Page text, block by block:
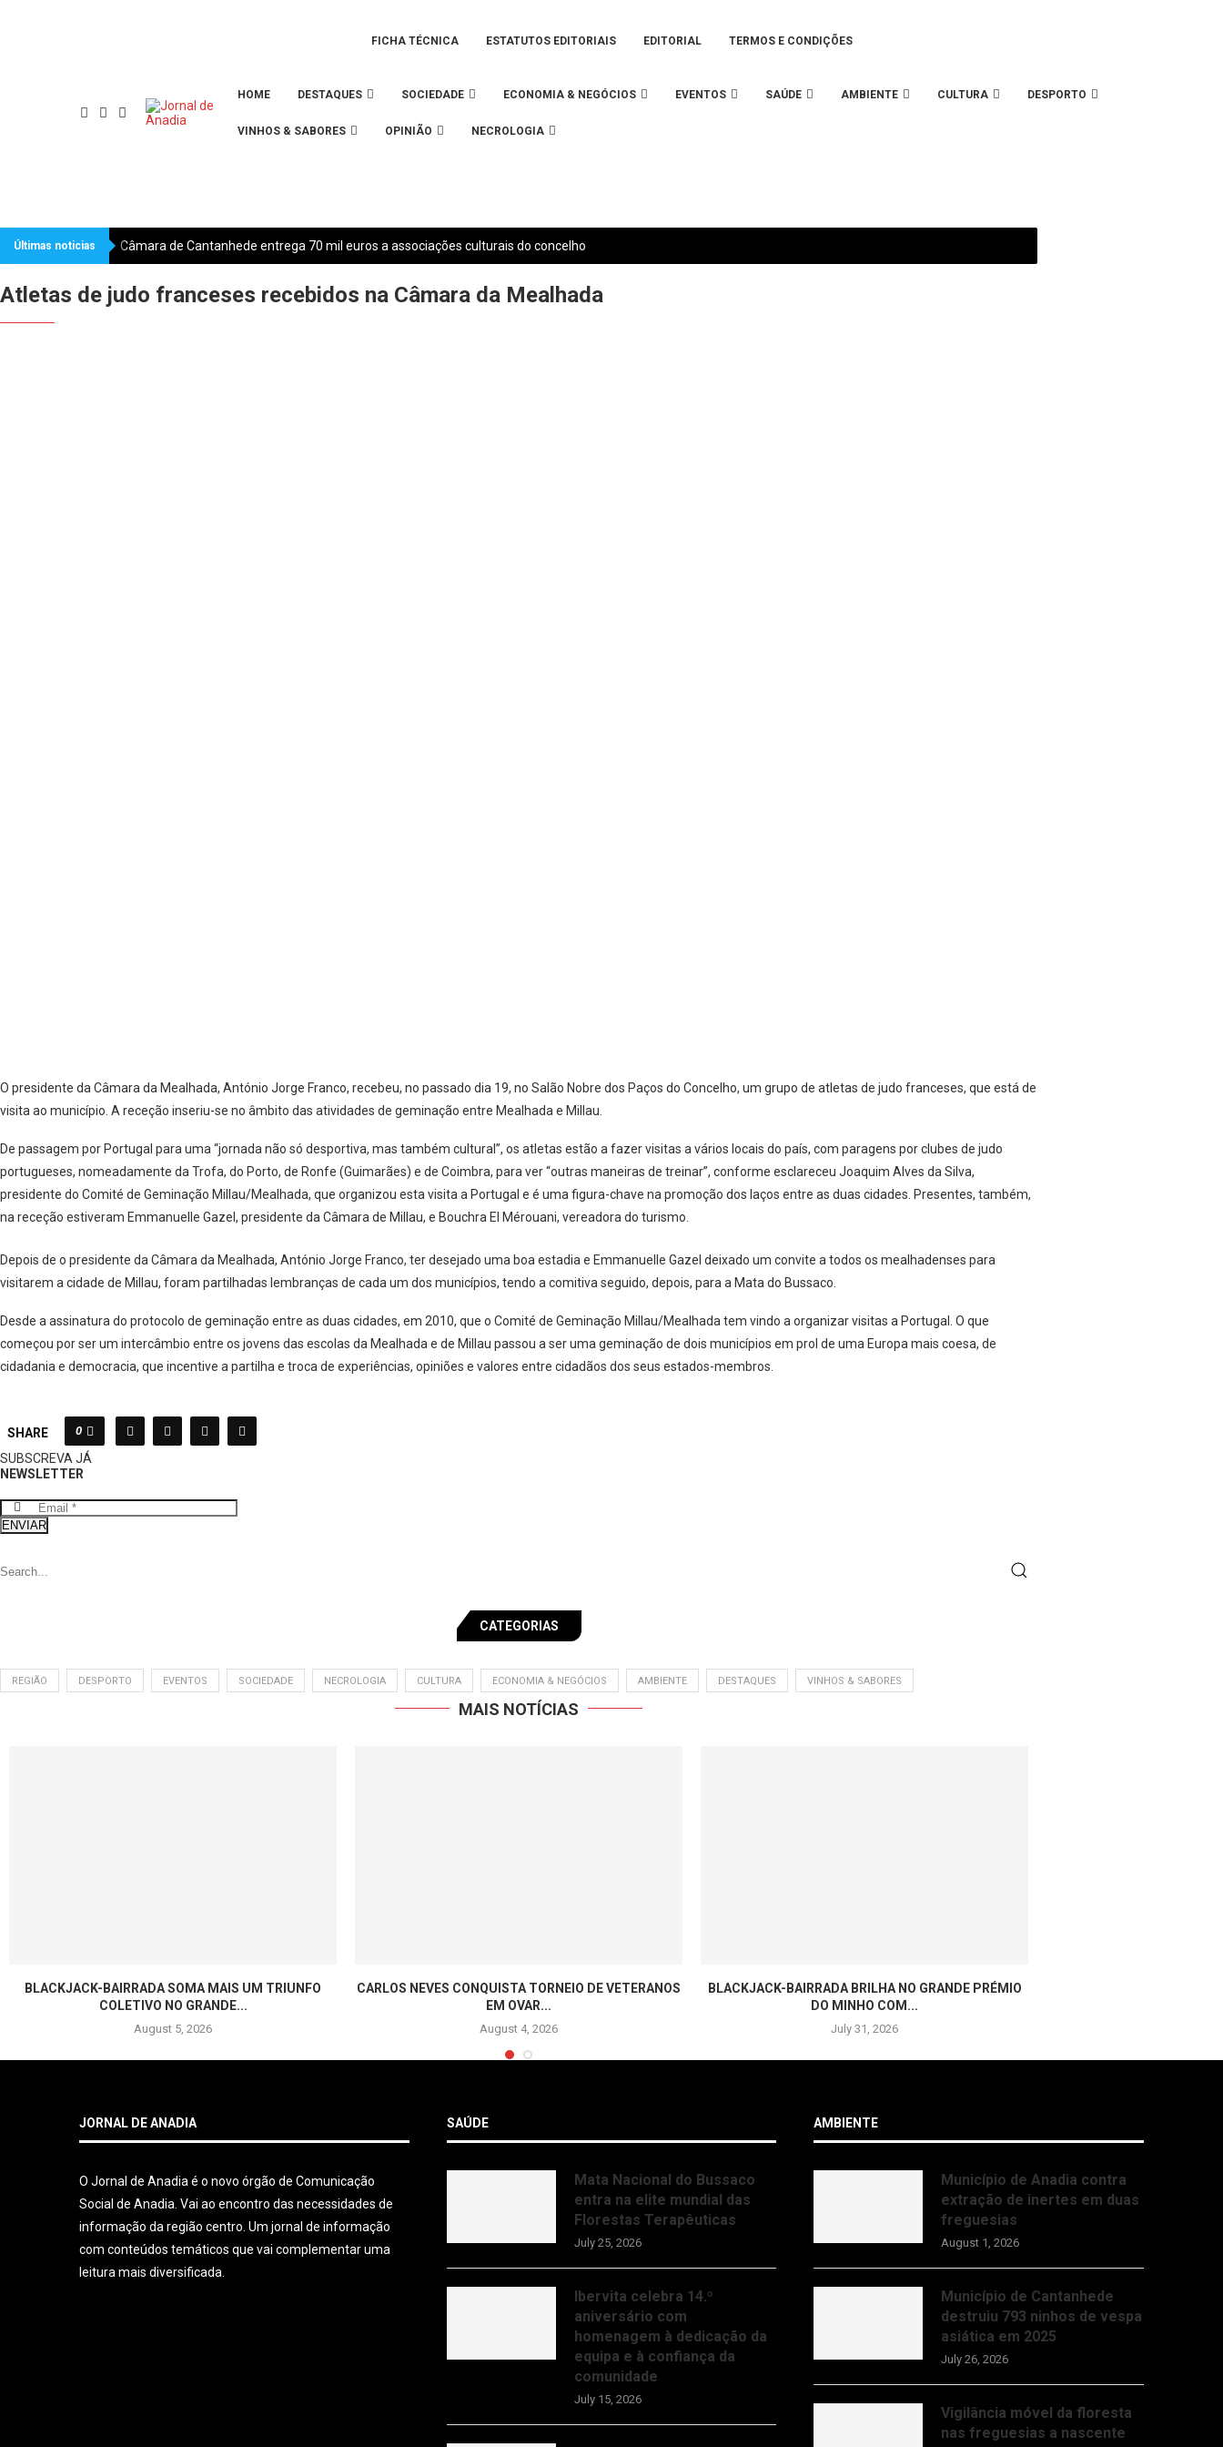
FICHA TÉCNICA ESTATUTOS EDITORIAIS EDITORIAL TERMOS E CONDIÇÕES
HOME DESTAQUES SOCIEDADE ECONOMIA & NEGÓCIOS EVENTOS SAÚDE AMBIENTE CULTURA DESPORTO
VINHOS & SABORES OPINIÃO NECROLOGIA
Últimas noticias Câmara de Cantanhede entrega 70 mil euros a associações culturais do concelho
Atletas de judo franceses recebidos na Câmara da Mealhada
O presidente da Câmara da Mealhada, António Jorge Franco, recebeu, no passado dia 19, no Salão Nobre dos Paços do Concelho, um grupo de atletas de judo franceses, que está de
visita ao município. A receção inseriu-se no âmbito das atividades de geminação entre Mealhada e Millau.
De passagem por Portugal para uma “jornada não só desportiva, mas também cultural”, os atletas estão a fazer visitas a vários locais do país, com paragens por clubes de judo
portugueses, nomeadamente da Trofa, do Porto, de Ronfe (Guimarães) e de Coimbra, para ver “outras maneiras de treinar”, conforme esclareceu Joaquim Alves da Silva,
presidente do Comité de Geminação Millau/Mealhada, que organizou esta visita a Portugal e é uma figura-chave na promoção dos laços entre as duas cidades. Presentes, também,
na receção estiveram Emmanuelle Gazel, presidente da Câmara de Millau, e Bouchra El Mérouani, vereadora do turismo.
Depois de o presidente da Câmara da Mealhada, António Jorge Franco, ter desejado uma boa estadia e Emmanuelle Gazel deixado um convite a todos os mealhadenses para
visitarem a cidade de Millau, foram partilhadas lembranças de cada um dos municípios, tendo a comitiva seguido, depois, para a Mata do Bussaco.
Desde a assinatura do protocolo de geminação entre as duas cidades, em 2010, que o Comité de Geminação Millau/Mealhada tem vindo a organizar visitas a Portugal. O que
começou por ser um intercâmbio entre os jovens das escolas da Mealhada e de Millau passou a ser uma geminação de dois municípios em prol de uma Europa mais coesa, de
cidadania e democracia, que incentive a partilha e troca de experiências, opiniões e valores entre cidadãos dos seus estados-membros.
SHARE 0
SUBSCREVA JÁ
NEWSLETTER
ENVIAR
CATEGORIAS
REGIÃO DESPORTO EVENTOS SOCIEDADE NECROLOGIA CULTURA ECONOMIA & NEGÓCIOS AMBIENTE DESTAQUES VINHOS & SABORES
MAIS NOTÍCIAS
BLACKJACK-BAIRRADA SOMA MAIS UM TRIUNFO
COLETIVO NO GRANDE...
August 5, 2026
CARLOS NEVES CONQUISTA TORNEIO DE VETERANOS
EM OVAR...
August 4, 2026
BLACKJACK-BAIRRADA BRILHA NO GRANDE PRÉMIO
DO MINHO COM...
July 31, 2026
JORNAL DE ANADIA
O Jornal de Anadia é o novo órgão de Comunicação
Social de Anadia. Vai ao encontro das necessidades de
informação da região centro. Um jornal de informação
com conteúdos temáticos que vai complementar uma
leitura mais diversificada.
SAÚDE
Mata Nacional do Bussaco
entra na elite mundial das
Florestas Terapêuticas
July 25, 2026
Ibervita celebra 14.º
aniversário com
homenagem à dedicação da
equipa e à confiança da
comunidade
July 15, 2026
AMBIENTE
Município de Anadia contra
extração de inertes em duas
freguesias
August 1, 2026
Município de Cantanhede
destruiu 793 ninhos de vespa
asiática em 2025
July 26, 2026
Vigilância móvel da floresta
nas freguesias a nascente